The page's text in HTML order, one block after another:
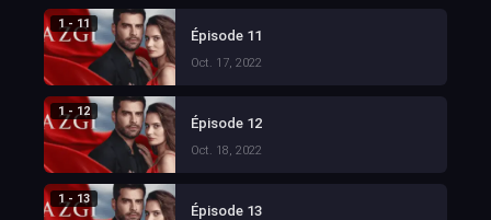
1 - 11
Épisode 11
Oct. 17, 2022
1 - 12
Épisode 12
Oct. 18, 2022
1 - 13
Épisode 13